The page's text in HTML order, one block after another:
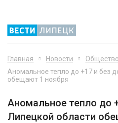
Главная Новости
Общество
Аномальное тепло до +17 и без
обещают 1 ноября
Аномальное тепло до
Липецкой области